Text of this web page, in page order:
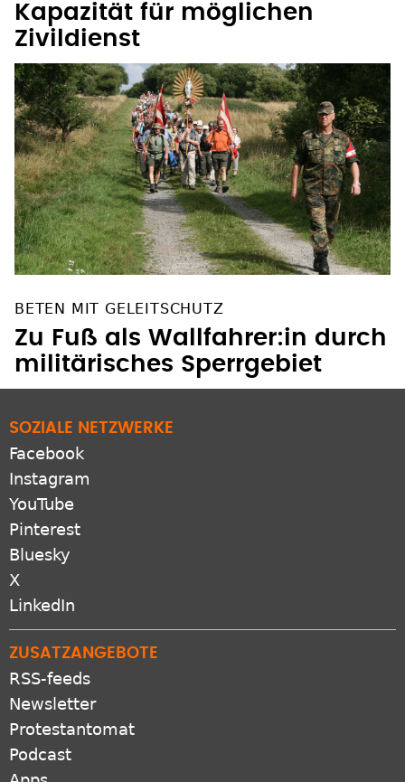
Kapazität für möglichen
Zivildienst
BETEN MIT GELEITSCHUTZ
Zu Fuß als Wallfahrer:in durch
militärisches Sperrgebiet
SOZIALE NETZWERKE
Facebook
Instagram
YouTube
Pinterest
Bluesky
X
LinkedIn
ZUSATZANGEBOTE
RSS-feeds
Newsletter
Protestantomat
Podcast